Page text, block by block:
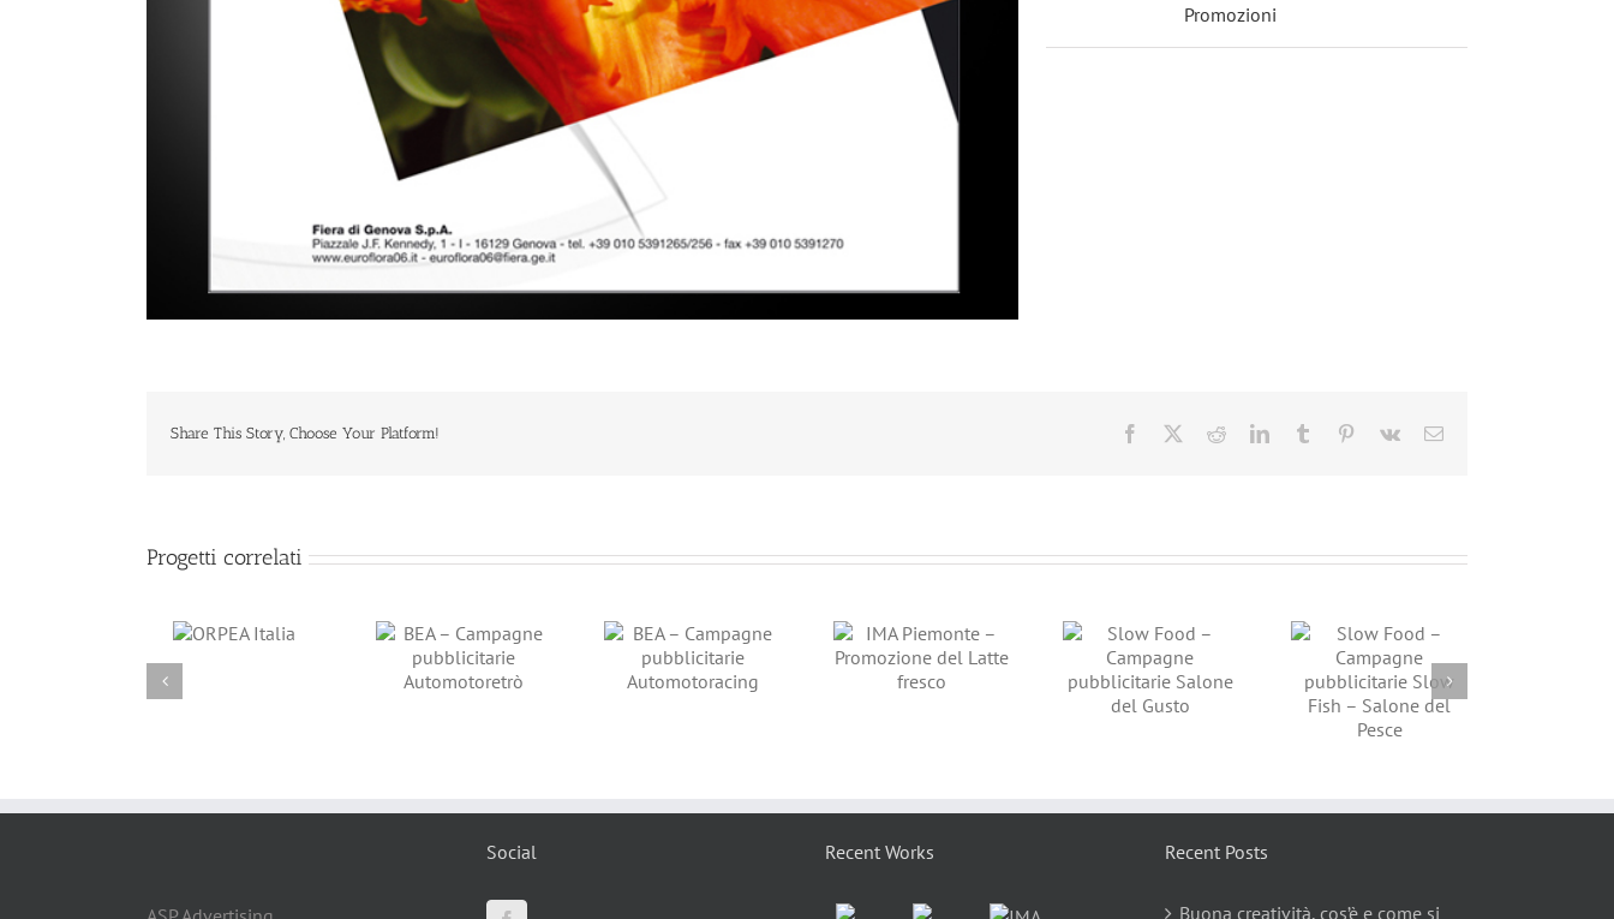
Promozioni
Share This Story, Choose Your Platform! Facebook RedditLinkedInTumblr Pinterest
Vk Email
Progetti correlati
BEA – Campagne
pubblicitarie
IMA Piemonte –
Promozione del
Slow Food –
Campagne
Slow Food –
Campagne
pubblicitarie Slow
Social Recent Works Recent Posts
Buona creatività, cos’è e come si